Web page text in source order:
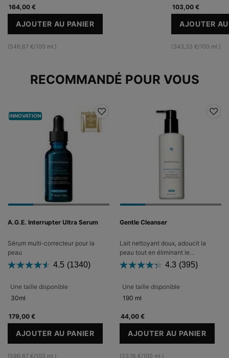
164,00 €
AJOUTER AU PANIER
RESVERATROL B E
(546,67 €/100 ml.)
103,00 €
AJOUTER
(343,33 €/100 ml.)
PDP Slot 1 SectionRECOMMANDÉ POUR VOUS
INNOVATION
A.G.E. Interrupter Ultra Serum
Sérum multi-correcteur pour la
peau
4.5 (1340)
Une taille disponible
30ml
179,00 €
AJOUTER AU PANIER
A.G.E. INTERRUPTER ULTRA SERUM
(596,67 €/100 ml.)
Gentle Cleanser
Lait nettoyant doux, adoucit la
peau tout en éliminant le
maquillage et les impuretés
4.3 (395)
Une taille disponible
190 ml
44,00 €
AJOUTER AU PANIER
GENTLE
(23,16 €/100 ml.)